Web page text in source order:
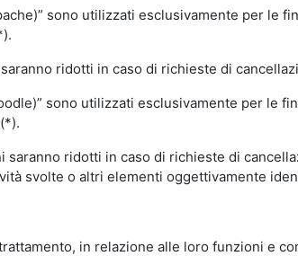
sono utilizzati esclusivamente per le
ridotti in caso di richieste di
sono utilizzati esclusivamente per le
ridotti in caso di richieste di
svolte o altri elementi oggettivamente
in relazione alle loro funzioni e